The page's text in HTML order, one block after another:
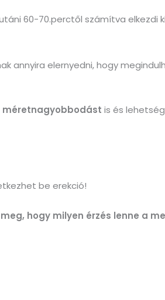
60-70.perctől számítva elkezdi
annyira elernyedni, hogy
is és
be erekció!
hogy milyen érzés lenne a